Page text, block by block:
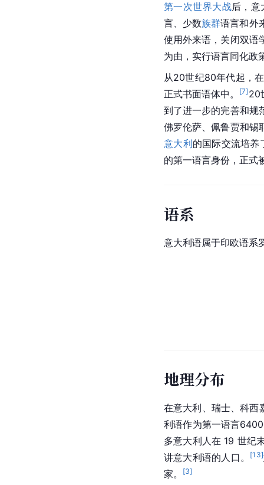
第一次世界大战后，
言、少数族群语言和外
使用外来语，关闭双语
为由，实行语言同化政
从20世纪80年代起，
正式书面语体中。
[7] 20
到了进一步的完善和规
佛罗伦萨、佩鲁贾和锡
意大利的国际交流培养
的第一语言身份，正式
语系
意大利语属于印欧语系
地理分布
在意大利、瑞士、科西
利语作为第一语言
多意大利人在 19 世纪
讲意大利语的人口。
[13]
家。
[3]